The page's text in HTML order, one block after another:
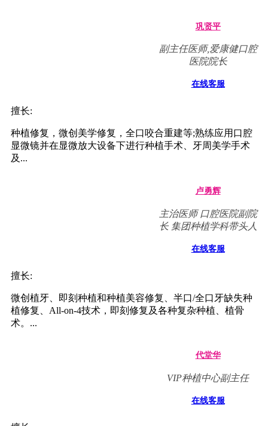
巩贤平
副主任医师,爱康健口腔
医院院长
在线客服
擅长:
种植修复，微创美学修复，全口咬合重建等;熟练应用口腔
显微镜并在显微放大设备下进行种植手术、牙周美学手术
及...
卢勇辉
主治医师 口腔医院副院
长 集团种植学科带头人
在线客服
擅长:
微创植牙、即刻种植和种植美容修复、半口/全口牙缺失种
植修复、All-on-4技术，即刻修复及各种复杂种植、植骨
术。...
代堂华
VIP种植中心副主任
在线客服